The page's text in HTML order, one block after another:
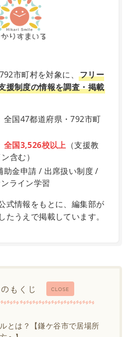
市町村を対象に、 フリー
援制度の情報を調査・掲載
全国47都道府県・792市町
全国3,526校以上 （支援教
含む）
助金申請 / 出席扱い制度 /
ライン学習
式情報をもとに、編集部が
たうえで掲載しています。
CLOSE
もくじ
とは？【鎌ケ谷市で居場所